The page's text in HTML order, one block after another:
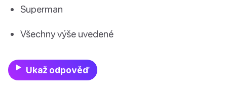
Superman
Všechny výše uvedené
Ukaž odpověď